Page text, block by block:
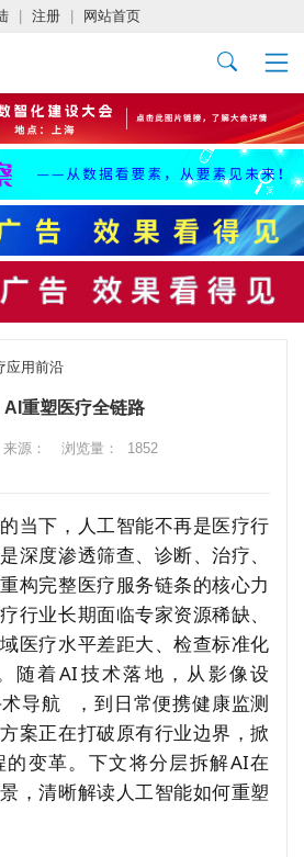
注册 网站首页
应用前沿
重塑医疗全链路
来源： 浏览量：
1852
当下，人工智能不再是医疗行
深度渗透筛查、诊断、治疗、
构完整医疗服务链条的核心力
行业长期面临专家资源稀缺、
医疗水平差距大、检查标准化
随着AI技术落地，从影像设
导航
，到日常便携健康监测
案正在打破原有行业边界，掀
的变革。下文将分层拆解AI在
，清晰解读人工智能如何重塑